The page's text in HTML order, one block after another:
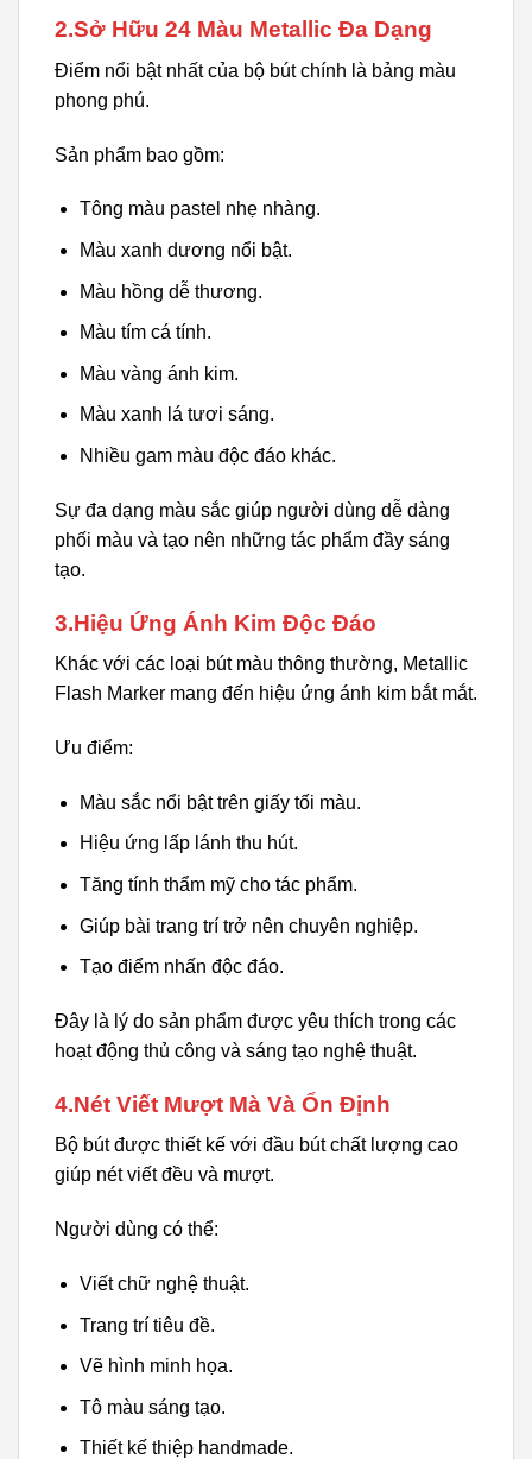
2.Sở Hữu 24 Màu Metallic Đa Dạng
Điểm nổi bật nhất của bộ bút chính là bảng màu
phong phú.
Sản phẩm bao gồm:
Tông màu pastel nhẹ nhàng.
Màu xanh dương nổi bật.
Màu hồng dễ thương.
Màu tím cá tính.
Màu vàng ánh kim.
Màu xanh lá tươi sáng.
Nhiều gam màu độc đáo khác.
Sự đa dạng màu sắc giúp người dùng dễ dàng
phối màu và tạo nên những tác phẩm đầy sáng
tạo.
3.Hiệu Ứng Ánh Kim Độc Đáo
Khác với các loại bút màu thông thường, Metallic
Flash Marker mang đến hiệu ứng ánh kim bắt mắt.
Ưu điểm:
Màu sắc nổi bật trên giấy tối màu.
Hiệu ứng lấp lánh thu hút.
Tăng tính thẩm mỹ cho tác phẩm.
Giúp bài trang trí trở nên chuyên nghiệp.
Tạo điểm nhấn độc đáo.
Đây là lý do sản phẩm được yêu thích trong các
hoạt động thủ công và sáng tạo nghệ thuật.
4.Nét Viết Mượt Mà Và Ổn Định
Bộ bút được thiết kế với đầu bút chất lượng cao
giúp nét viết đều và mượt.
Người dùng có thể:
Viết chữ nghệ thuật.
Trang trí tiêu đề.
Vẽ hình minh họa.
Tô màu sáng tạo.
Thiết kế thiệp handmade.